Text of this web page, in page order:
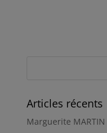
Articles récents
Marguerite